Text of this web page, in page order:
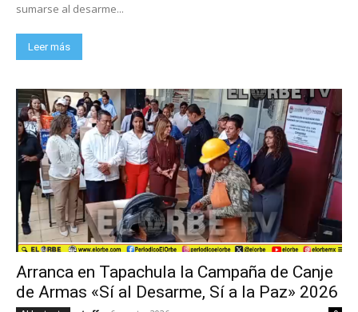
sumarse al desarme...
Leer más
Arranca en Tapachula la Campaña de Canje
de Armas «Sí al Desarme, Sí a la Paz» 2026